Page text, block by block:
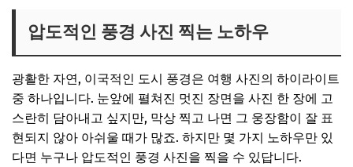
압도적인 풍경 사진 찍는 노하우
광활한 자연, 이국적인 도시 풍경은 여행 사진의 하이라이트
중 하나입니다. 눈앞에 펼쳐진 멋진 장면을 사진 한 장에 고
스란히 담아내고 싶지만, 막상 찍고 나면 그 웅장함이 잘 표
현되지 않아 아쉬울 때가 많죠. 하지만 몇 가지 노하우만 있
다면 누구나 압도적인 풍경 사진을 찍을 수 있답니다.